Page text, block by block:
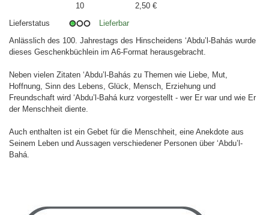
10
2,50 €
Lieferstatus
Lieferbar
Anlässlich des 100. Jahrestags des Hinscheidens ‘Abdu’l-Bahás wurde
dieses Geschenkbüchlein im A6-Format herausgebracht.
Neben vielen Zitaten ‘Abdu’l-Bahás zu Themen wie Liebe, Mut,
Hoffnung, Sinn des Lebens, Glück, Mensch, Erziehung und
Freundschaft wird ‘Abdu’l-Bahá kurz vorgestellt - wer Er war und wie Er
der Menschheit diente.
Auch enthalten ist ein Gebet für die Menschheit, eine Anekdote aus
Seinem Leben und Aussagen verschiedener Personen über ‘Abdu’l-
Bahá.